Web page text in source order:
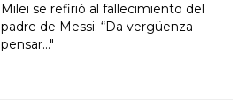
Milei se refirió al fallecimiento del
padre de Messi: “Da vergüenza
pensar..."